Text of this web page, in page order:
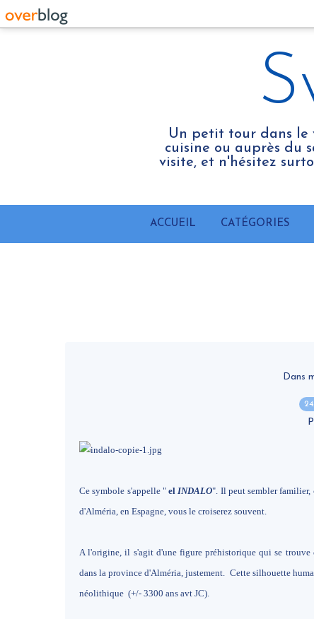
Un petit tour dans le
cuisine ou auprès du
visite, et n'hésitez
ACCUEIL CATÉGORIES
Dans
Ce symbole s'appelle "elINDALO". Il peut sembler familier,
d'Alméria, en Espagne, vous le croiserez souvent.
A l'origine, il s'agit d'une figure préhistorique qui se trouve
dans la province d'Alméria, justement. Cette silhouette
néolithique (+/- 3300 ans avt JC).